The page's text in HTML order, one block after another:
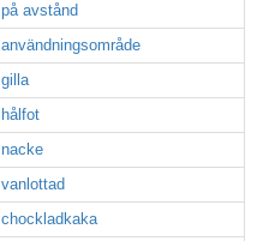
på avstånd
användningsområde
gilla
hålfot
nacke
vanlottad
chockladkaka